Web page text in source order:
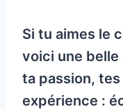
Si tu aimes le
voici une
ta passion,
expérience :